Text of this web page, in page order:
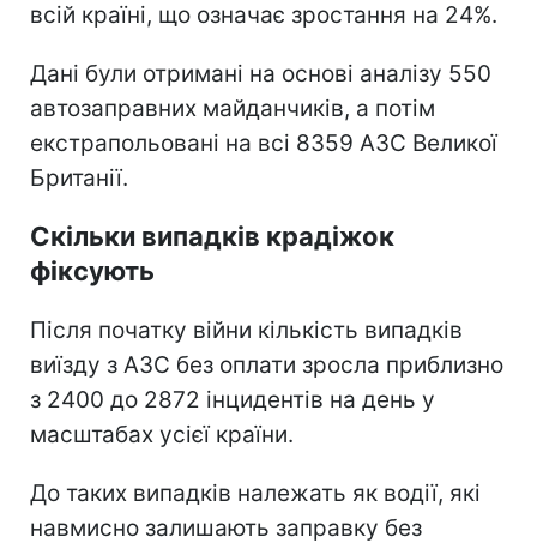
всій країні, що означає зростання на 24%.
Дані були отримані на основі аналізу 550
автозаправних майданчиків, а потім
екстрапольовані на всі 8359 АЗС Великої
Британії.
Скільки випадків крадіжок
фіксують
Після початку війни кількість випадків
виїзду з АЗС без оплати зросла приблизно
з 2400 до 2872 інцидентів на день у
масштабах усієї країни.
До таких випадків належать як водії, які
навмисно залишають заправку без